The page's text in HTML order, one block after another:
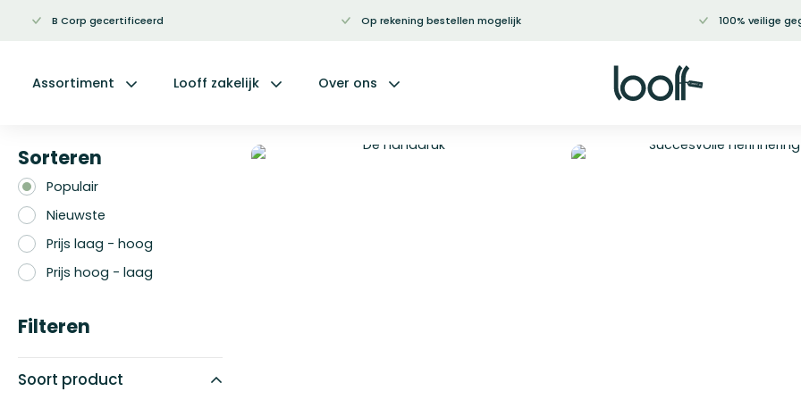
B Corp gecertificeerd Op rekening bestellen mogelijk 100% veilige
Assortiment Looff zakelijk Over ons
Filteren
Soort product
Sorteren
Populair
Nieuwste
Prijs laag - hoog
Prijs hoog - laag